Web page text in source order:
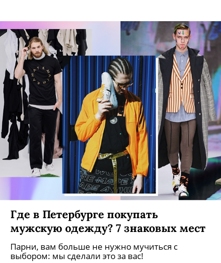
Где в Петербурге покупать
мужскую одежду? 7 знаковых мест
Парни, вам больше не нужно мучиться с
выбором: мы сделали это за вас!